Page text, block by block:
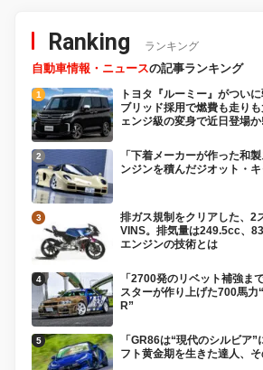
Ranking ランキング
自動車情報・ニュースの記事ランキング
トヨタ『ルーミー』がつい
ブリッド採用で燃費も走り
ェンジ級の変身で近日登場か
「下着メーカーが作った和
ンジンを積んだジオット・
排ガス規制をクリアした、2
VINS。排気量は249.5cc、
エンジンの技術とは
「2700発のリベット補強ま
スターが作り上げた700馬力
R”
「GR86は“現代のシルビア
フト黄金期を生きた達人、そ